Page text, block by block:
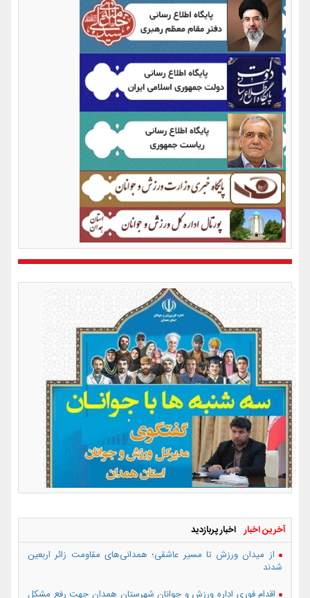
آخرین اخبار اخبار پربازدید
از میدان ورزش تا مسیر عاشقی؛ همدانی‌های مقاومت زائر اربعین
شدند
اقدام فوری اداره ورزش و جوانان شهرستان همدان جهت رفع مشکل